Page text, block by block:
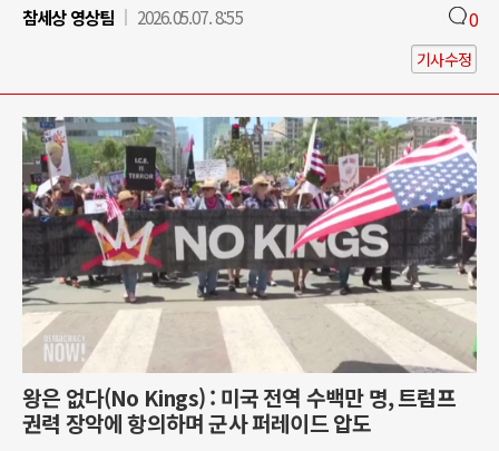
참세상 영상팀
2026.05.07. 8:55 0
기사수정
왕은 없다(No Kings) : 미국 전역 수백만 명, 트럼프
권력 장악에 항의하며 군사 퍼레이드 압도